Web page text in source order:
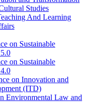
Studies
And Learning
on Sustainable
on Sustainable
on Innovation and
(ITD)
Environmental Law and